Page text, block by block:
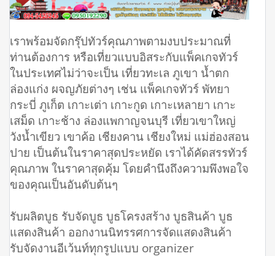
เราพร้อมจัดกรุ๊ปทัวร์คุณภาพตามงบประมาณที่
ท่านต้องการ หรือเที่ยวแบบอิสระกับแพ็คเกจทัวร์
ในประเทศไม่ว่าจะเป็น เที่ยวทะเล ภูเขา น้ำตก
ล่องแก่ง ผจญภัยต่างๆ เช่น แพ็คเกจทัวร์ พัทยา
กระบี่ ภูเก็ต เกาะเต่า เกาะกูด เกาะเหลายา เกาะ
เสม็ด เกาะช้าง ล่องแพกาญจนบุรี เที่ยวเขาใหญ่
วังน้ำเขียว เขาค้อ เชียงคาน เชียงใหม่ แม่ฮ่องสอน
ปาย เป็นต้นในราคาสุดประหยัด เราได้คัดสรรทัวร์
คุณภาพ ในราคาสุดคุ้ม โดยคำนึงถึงความพึงพอใจ
ของคุณเป็นอันดับต้นๆ
รับผลิตบูธ รับจัดบูธ บูธโครงสร้าง บูธสินค้า บูธ
แสดงสินค้า ออกงานนิทรรศการจัดแสดงสินค้า
รับจัดงานอีเว้นท์ทุกรูปแบบ organizer